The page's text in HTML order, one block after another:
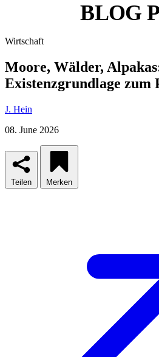
BLOG
Wirtschaft
Moore, Wälder,
Existenzgrundlage
J. Hein
08. June 2026
Teilen Merken